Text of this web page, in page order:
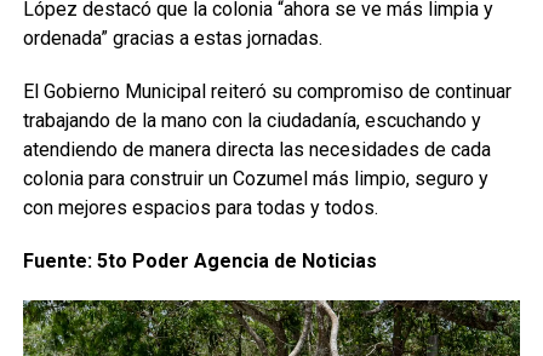
López destacó que la colonia “ahora se ve más limpia y
ordenada” gracias a estas jornadas.
El Gobierno Municipal reiteró su compromiso de continuar
trabajando de la mano con la ciudadanía, escuchando y
atendiendo de manera directa las necesidades de cada
colonia para construir un Cozumel más limpio, seguro y
con mejores espacios para todas y todos.
Fuente: 5to Poder Agencia de Noticias